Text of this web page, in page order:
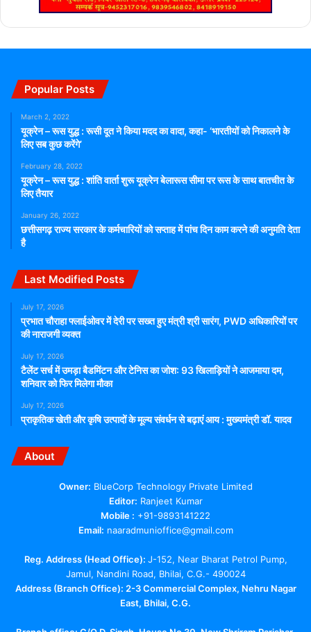
Popular Posts
March 2, 2022
यूक्रेन – रूस युद्ध : रूसी दूत ने किया मदद का वादा, कहा- ‘भारतीयों को निकालने के
लिए सब कुछ करेंगे’
February 28, 2022
यूक्रेन – रूस युद्ध : शांति वार्ता शुरू यूक्रेन बेलारूस सीमा पर रूस के साथ बातचीत के
लिए तैयार
January 26, 2022
छत्तीसगढ़ राज्य सरकार के कर्मचारियों को सप्ताह में पांच दिन काम करने की अनुमति देता
है
Last Modified Posts
July 17, 2026
प्रभात चौराहा फ्लाईओवर में देरी पर सख्त हुए मंत्री श्री सारंग, PWD अधिकारियों पर
की नाराजगी व्यक्त
July 17, 2026
टैलेंट सर्च में उमड़ा बैडमिंटन और टेनिस का जोश: 93 खिलाड़ियों ने आजमाया दम,
शनिवार को फिर मिलेगा मौका
July 17, 2026
प्राकृतिक खेती और कृषि उत्पादों के मूल्य संवर्धन से बढ़ाएं आय : मुख्यमंत्री डॉ. यादव
About
Owner: BlueCorp Technology Private Limited
Editor: Ranjeet Kumar
Mobile : +91-9893141222
Email: naaradmunioffice@gmail.com
Reg. Address (Head Office): J-152, Near Bharat Petrol Pump,
Jamul, Nandini Road, Bhilai, C.G.- 490024
Address (Branch Office): 2-3 Commercial Complex, Nehru Nagar
East, Bhilai, C.G.